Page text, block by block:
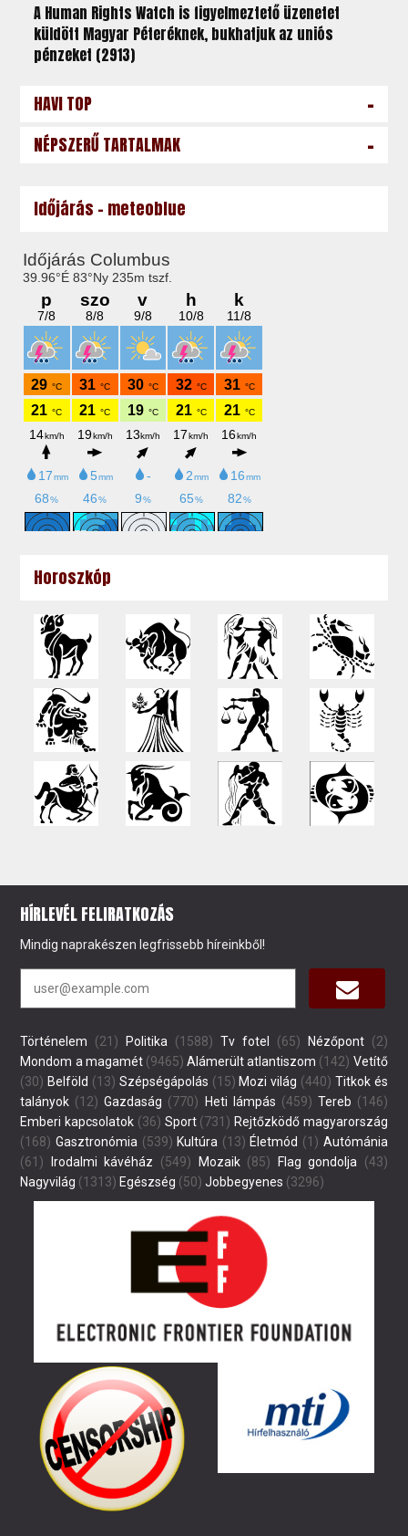
A Human Rights Watch is figyelmeztető üzenetet
küldött Magyar Péteréknek, bukhatjuk az uniós
pénzeket (2913)
HAVI TOP -
NÉPSZERŰ TARTALMAK -
Időjárás - meteoblue
Horoszkóp
HÍRLEVÉL FELIRATKOZÁS
Mindig naprakészen legfrissebb híreinkből!
Történelem (21) Politika (1588) Tv fotel (65) Nézőpont(2)
Mondom a magamét(9465) Alámerült atlantiszom (142) Vetítő
(30) Belföld (13) Szépségápolás (15) Mozi világ (440) Titkok és
talányok (12) Gazdaság (770) Heti lámpás (459) Tereb (146)
Emberi kapcsolatok (36) Sport(731) Rejtőzködő magyarország
(168) Gasztronómia (539) Kultúra (13) Életmód (1) Autómánia
(61)
Irodalmi kávéház (549) Mozaik(85) Flag gondolja (43)
Nagyvilág (1313) Egészség (50) Jobbegyenes (3296)